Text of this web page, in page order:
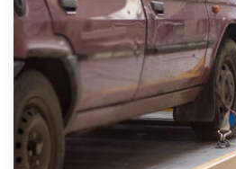
contact op of maak een
direct een tweedehands auto
aanvragen? Dat kan via de
kenteken in en druk op
Wij kunnen u helpen met de
eigenlijk alle merken, zoals Alfa